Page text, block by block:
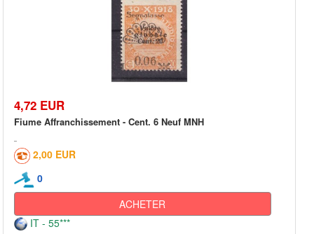
4,72 EUR
Fiume Affranchissement - Cent. 6 Neuf MNH
2,00 EUR
0
ACHETER
IT - 55***